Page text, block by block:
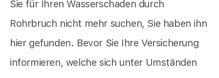
Sie für Ihren Wasserschaden durch
Rohrbruch nicht mehr suchen, Sie haben ihn
hier gefunden. Bevor Sie Ihre Versicherung
informieren, welche sich unter Umständen